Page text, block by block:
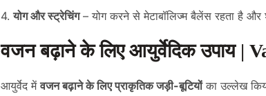
4.योग और स्ट्रेचिंग– योग करने से मेटाबॉलिज्म बैलेंस रहता है और
वजन बढ़ाने के लिए आयुर्वेदिक उपाय |
आयुर्वेद मेंवजन बढ़ाने के लिए प्राकृतिक जड़ी-बूटियोंका उल्लेख